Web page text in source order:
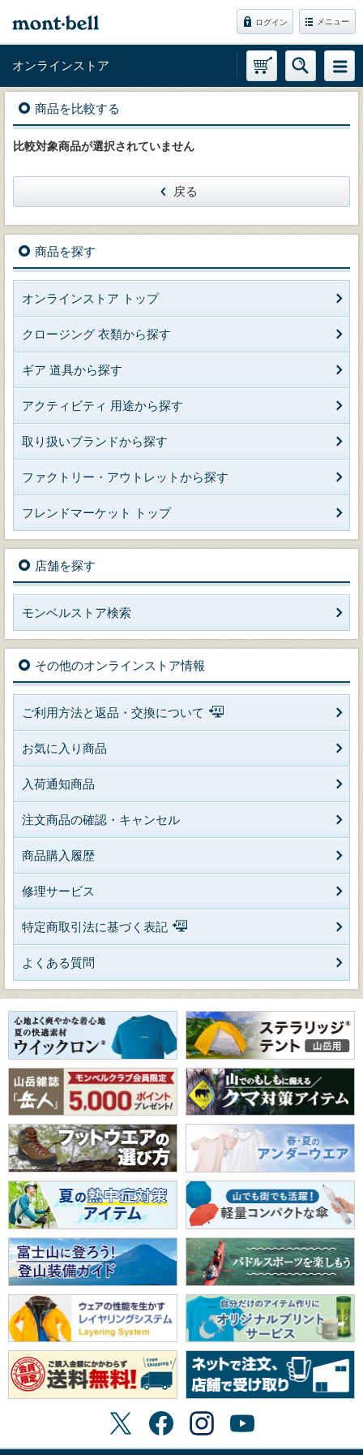
ログイン メニュー
オンラインストア
商品を比較する
比較対象商品が選択されていません
戻る
商品を探す
オンラインストア トップ
クロージング 衣類から探す
ギア 道具から探す
アクティビティ 用途から探す
取り扱いブランドから探す
ファクトリー・アウトレットから探す
フレンドマーケット トップ
店舗を探す
モンベルストア検索
その他のオンラインストア情報
ご利用方法と返品・交換について
お気に入り商品
入荷通知商品
注文商品の確認・キャンセル
商品購入履歴
修理サービス
特定商取引法に基づく表記
よくある質問